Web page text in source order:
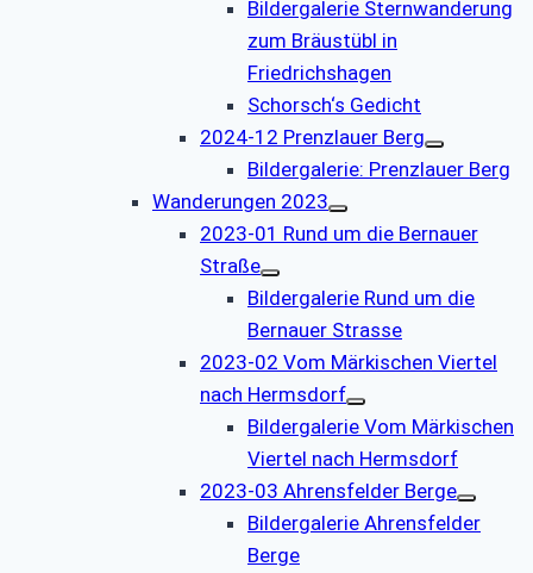
Bildergalerie Sternwanderung
zum Bräustübl in
Friedrichshagen
Schorsch‘s Gedicht
2024-12 Prenzlauer Berg
Bildergalerie: Prenzlauer Berg
Wanderungen 2023
2023-01 Rund um die Bernauer
Straße
Bildergalerie Rund um die
Bernauer Strasse
2023-02 Vom Märkischen Viertel
nach Hermsdorf
Bildergalerie Vom Märkischen
Viertel nach Hermsdorf
2023-03 Ahrensfelder Berge
Bildergalerie Ahrensfelder
Berge